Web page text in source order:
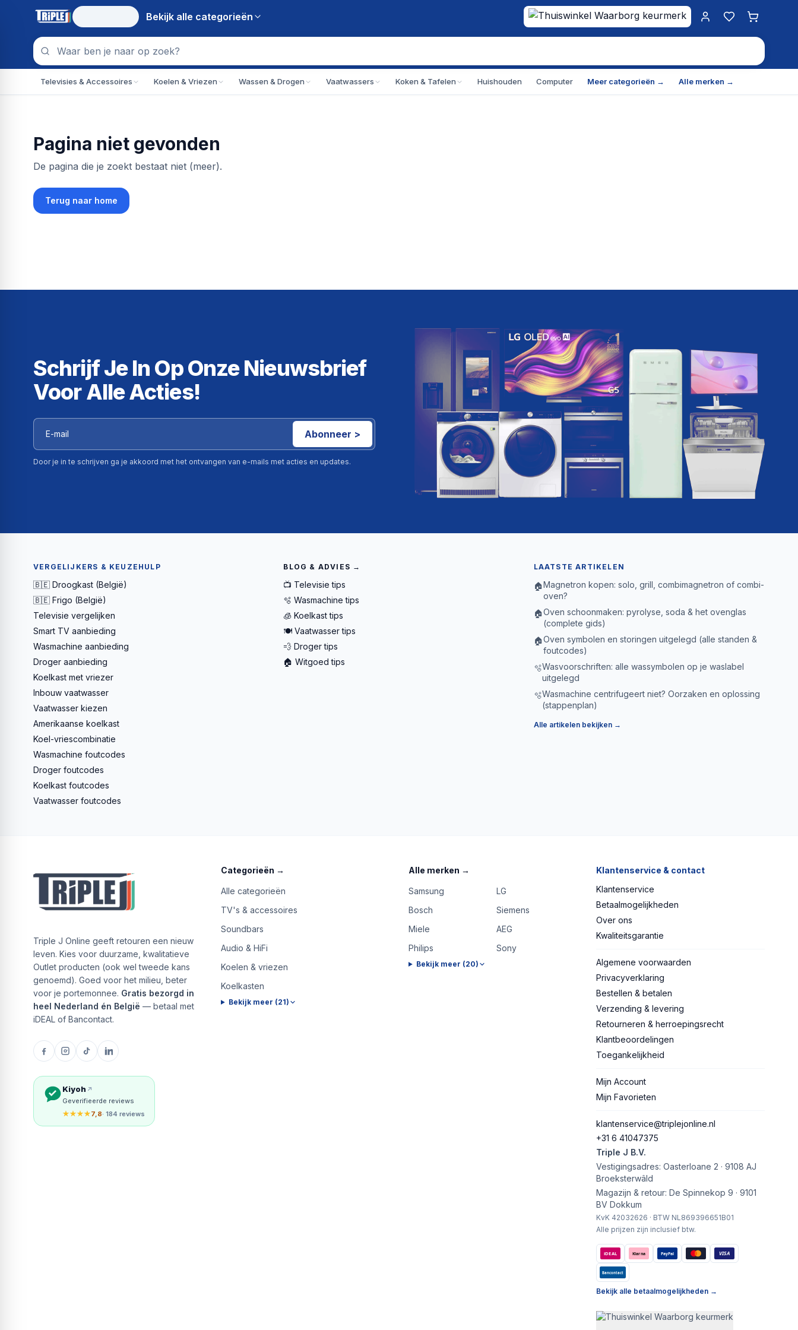
Bekijk alle categorieën
Mijn account
Favorieten
Televisies & Accessoires Koelen & Vriezen Wassen & Drogen Vaatwassers Koken & Tafelen Huishouden Computer Meer categorieën → Alle merken →
Pagina niet gevonden
De pagina die je zoekt bestaat niet (meer).
Terug naar home
Schrijf Je In Op Onze Nieuwsbrief
Voor Alle Acties!
Abonneer >
Door je in te schrijven ga je akkoord met het ontvangen van e-mails met acties en updates.
VERGELIJKERS & KEUZEHULP
🇧🇪 Droogkast (België)
🇧🇪 Frigo (België)
Televisie vergelijken
Smart TV aanbieding
Wasmachine aanbieding
Droger aanbieding
Koelkast met vriezer
Inbouw vaatwasser
Vaatwasser kiezen
Amerikaanse koelkast
Koel-vriescombinatie
Wasmachine foutcodes
Droger foutcodes
Koelkast foutcodes
Vaatwasser foutcodes
BLOG & ADVIES →
📺 Televisie tips
🫧 Wasmachine tips
🧊 Koelkast tips
🍽️ Vaatwasser tips
💨 Droger tips
🏠 Witgoed tips
LAATSTE ARTIKELEN
🏠Magnetron kopen: solo, grill, combimagnetron of combi-
oven?
🏠Oven schoonmaken: pyrolyse, soda & het ovenglas
(complete gids)
🏠Oven symbolen en storingen uitgelegd (alle standen &
foutcodes)
🫧Wasvoorschriften: alle wassymbolen op je waslabel
uitgelegd
🫧Wasmachine centrifugeert niet? Oorzaken en oplossing
(stappenplan)
Alle artikelen bekijken →
Triple J Online geeft retouren een nieuw
leven. Kies voor duurzame, kwalitatieve
Outlet producten (ook wel tweede kans
genoemd). Goed voor het milieu, beter
voor je portemonnee. Gratis bezorgd in
heel Nederland én België — betaal met
iDEAL of Bancontact.
Kiyoh
Geverifieerde reviews
★★★★7,8· 184 reviews
Categorieën →
Alle categorieën
TV's & accessoires
Soundbars
Audio & HiFi
Koelen & vriezen
Koelkasten
Bekijk meer (21)
Alle merken →
Samsung
LG
Bosch
Siemens
Miele
AEG
Philips
Sony
Bekijk meer (20)
Klantenservice & contact
Klantenservice
Betaalmogelijkheden
Over ons
Kwaliteitsgarantie
Algemene voorwaarden
Privacyverklaring
Bestellen & betalen
Verzending & levering
Retourneren & herroepingsrecht
Klantbeoordelingen
Toegankelijkheid
Mijn Account
Mijn Favorieten
klantenservice@triplejonline.nl
+31 6 41047375
Triple J B.V.
Vestigingsadres: Oasterloane 2 · 9108 AJ
Broeksterwâld
Magazijn & retour: De Spinnekop 9 · 9101
BV Dokkum
KvK 42032626 · BTW NL869396651B01
Alle prijzen zijn inclusief btw.
iDEAL Klarna PayPal VISA
Bancontact
Bekijk alle betaalmogelijkheden →